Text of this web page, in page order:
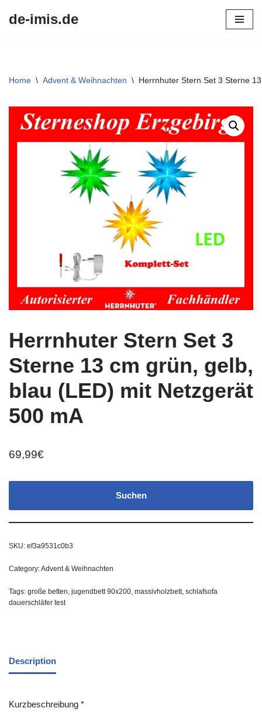
de-imis.de
Home \ Advent & Weihnachten \ Herrnhuter Stern Set 3 Sterne
Herrnhuter Stern Set 3
Sterne 13 cm grün, gelb,
blau (LED) mit Netzgerät
500 mA
69,99€
Suchen
SKU: ef3a9531c0b3
Category:Advent & Weihnachten
Tags: große betten, jugendbett 90x200, massivholzbett, schlafsofa
dauerschläfer test
Description
Kurzbeschreibung *